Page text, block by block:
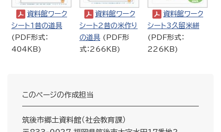
資料館ワーク
シート1昔の道具
(PDF形式：
404KB)
資料館ワーク
シート2昔の米作り
の道具(PDF形
式：266KB)
資料館ワーク
シート3久留米絣
(PDF形式：
226KB)
このページの作成担当
筑後市郷土資料館（社会教育課）